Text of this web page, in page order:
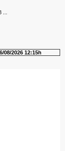
08/2026 12:15h